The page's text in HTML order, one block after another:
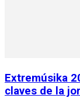
Extremúsika
claves de la